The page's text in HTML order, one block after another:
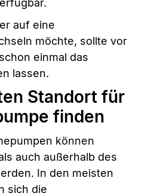
auf eine
möchte, sollte vor
einmal das
lassen.
Standort für
finden
können
auch außerhalb des
In den meisten
sich die